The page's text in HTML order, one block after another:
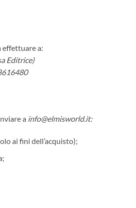
effettuare a:
Editrice)
a info@elmisworld.it:
ai fini dell’acquisto);